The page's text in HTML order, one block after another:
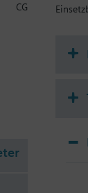
CG